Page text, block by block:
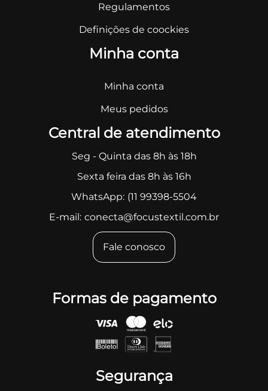
Regulamentos
Definições de coockies
Minha conta
Minha conta
Meus pedidos
Central de atendimento
Seg - Quinta das 8h às 18h
Sexta feira das 8h às 16h
WhatsApp: (11 99398-5504
E-mail: conecta@focustextil.com.br
Fale conosco
Formas de pagamento
Segurança